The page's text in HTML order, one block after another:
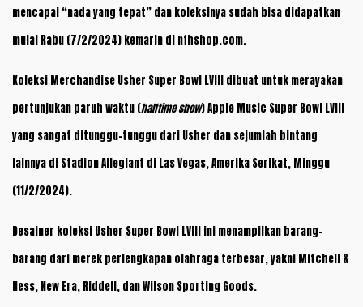
mencapai “nada yang tepat” dan koleksinya sudah bisa didapatkan
mulai Rabu (7/2/2024) kemarin di nfhshop.com.
Koleksi Merchandise Usher Super Bowl LVIII dibuat untuk merayakan
pertunjukan paruh waktu (halftime show) Apple Music Super Bowl LVIII
yang sangat ditunggu-tunggu dari Usher dan sejumlah bintang
lainnya di Stadion Allegiant di Las Vegas, Amerika Serikat, Minggu
(11/2/2024).
Desainer koleksi Usher Super Bowl LVIII ini menampilkan barang-
barang dari merek perlengkapan olahraga terbesar, yakni Mitchell &
Ness, New Era, Riddell, dan Wilson Sporting Goods.